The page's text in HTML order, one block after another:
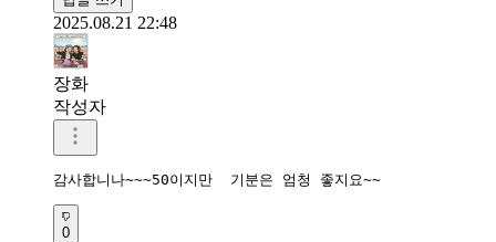
2025.08.21 22:48
장화
작성자
감사합니나~~~50이지만  기분은 엄청 좋지요~~
0